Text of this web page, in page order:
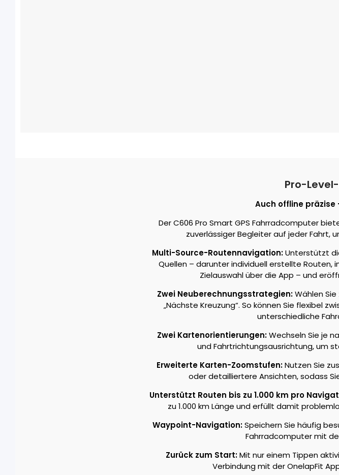
Pro-
Auch offline präzise
Der C606 Pro Smart GPS Fahrradcomputer
zuverlässiger Begleiter auf jeder Fahrt,
Multi-Source-Routennavigation:Unterstützt
Quellen – darunter individuell erstellte
Zielauswahl über die App – und
Zwei Neuberechnungsstrategien:Wählen
„Nächste Kreuzung“. So können Sie flexibel
unterschiedliche
Zwei Kartenorientierungen:Wechseln Sie je
und Fahrtrichtungsausrichtung, um
Erweiterte Karten-Zoomstufen:Nutzen Sie
oder detailliertere Ansichten, sodass
Unterstützt Routen bis zu 1.000 km pro
zu 1.000 km Länge und erfüllt damit
Waypoint-Navigation:Speichern Sie häufig
Fahrradcomputer mit
Zurück zum Start:Mit nur einem Tippen
Verbindung mit der OnelapFit